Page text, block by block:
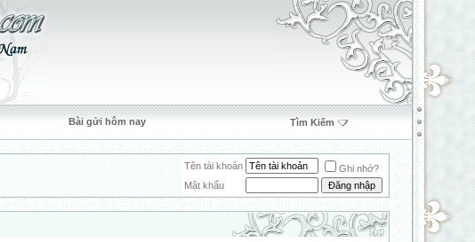
Bài gửi hôm nay Tìm Kiếm
Tên tài khoản
Ghi nhớ?
Mật khẩu